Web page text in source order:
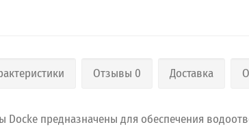
Отзывы 0 Доставка
Docke предназначены для обеспечения